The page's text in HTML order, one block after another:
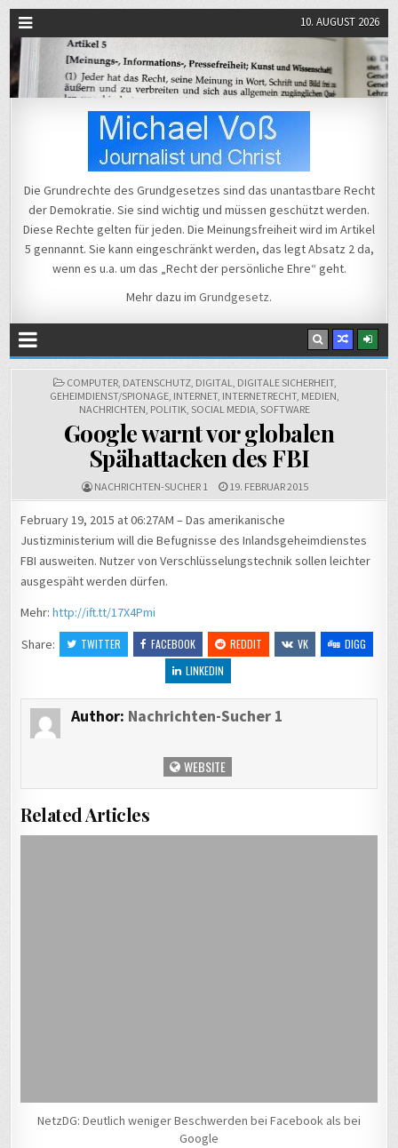
10. AUGUST 2026
Michael Voß
Die Grundrechte des Grundgesetzes sind das unantastbare Recht
der Demokratie. Sie sind wichtig und müssen geschützt werden.
Diese Rechte gelten für jeden. Die Meinungsfreiheit wird im Artikel
5 gennannt. Sie kann eingeschränkt werden, das legt Absatz 2 da,
wenn es u.a. um das „Recht der persönliche Ehre“ geht.
Mehr dazu im Grundgesetz.
POSTED
IN
COMPUTER, DATENSCHUTZ, DIGITAL, DIGITALE SICHERHEIT,
GEHEIMDIENST/SPIONAGE, INTERNET, INTERNETRECHT, MEDIEN,
NACHRICHTEN, POLITIK, SOCIAL MEDIA, SOFTWARE
Google warnt vor globalen
Spähattacken des FBI
NACHRICHTEN-SUCHER 1 19. FEBRUAR 2015
February 19, 2015 at 06:27AM – Das amerikanische
Justizministerium will die Befugnisse des Inlandsgeheimdienstes
FBI ausweiten. Nutzer von Verschlüsselungstechnik sollen leichter
ausgespäht werden dürfen.
Mehr:http://ift.tt/17X4Pmi
Share:
TWITTER FACEBOOK REDDIT VK
DIGG
LINKEDIN
Author: Nachrichten-Sucher 1
WEBSITE
Related Articles
NetzDG: Deutlich weniger Beschwerden bei Facebook als bei
Google